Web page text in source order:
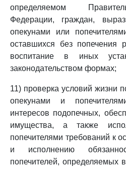
определяемом
Федерации, граждан,
опекунами или
оставшихся без попечения
воспитание в иных
законодательством формах;
11) проверка условий жизни
опекунами и
интересов подопечных,
имущества, а также
попечителями требований к
и исполнению
попечителей, определяемых